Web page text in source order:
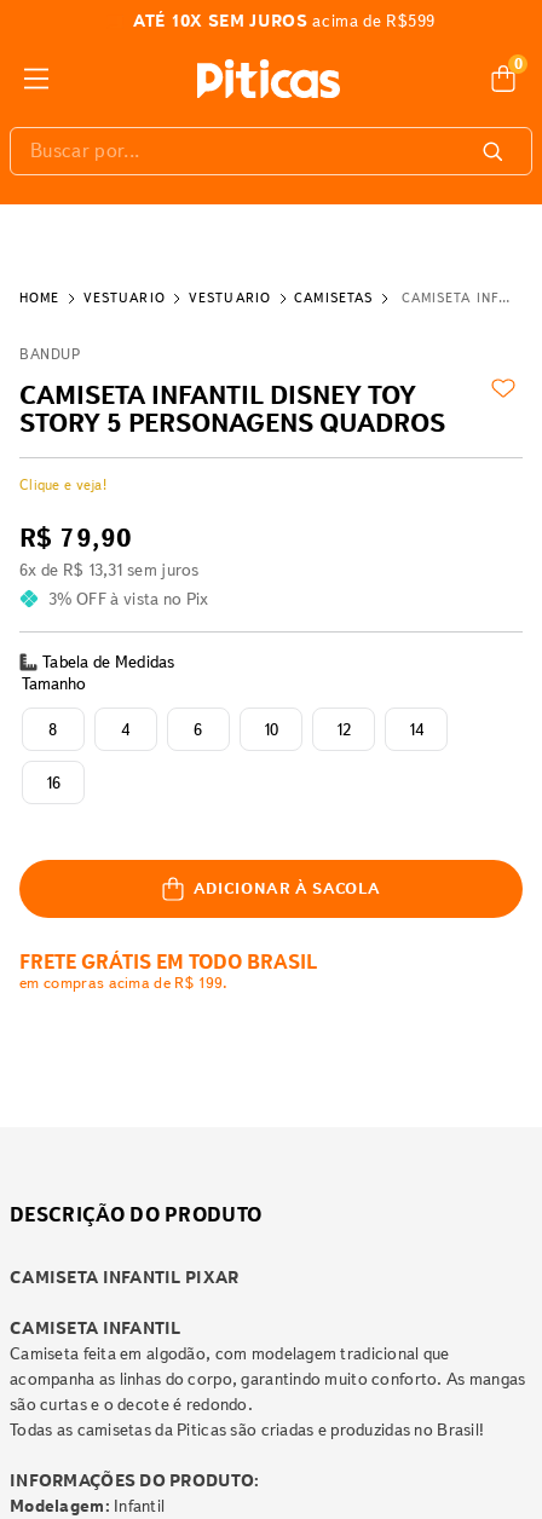
ATÉ 10X SEM JUROS acima de R$599
0
Buscar por...
VESTUÁRIO VESTUÁRIO CAMISETAS CAMISETA INFANTIL DISNEY TOY STORY 5 PERSONAGENS QUADROS
BANDUP
CAMISETA INFANTIL DISNEY TOY
STORY 5 PERSONAGENS QUADROS
Clique e veja!
R$ 79,90
6x de R$ 13,31 sem juros
3% OFFà vista no Pix
Tabela de Medidas
Tamanho
16
14
8 12
10
4 6
ADICIONAR À SACOLA
FRETE GRÁTIS EM TODO BRASIL
em compras acima de R$ 199.
DESCRIÇÃO DO PRODUTO
CAMISETA INFANTIL PIXAR
CAMISETA INFANTIL
Camiseta feita em algodão, com modelagem tradicional que
acompanha as linhas do corpo, garantindo muito conforto. As mangas
são curtas e o decote é redondo.
Todas as camisetas da Piticas são criadas e produzidas no Brasil!
INFORMAÇÕES DO PRODUTO:
Modelagem: Infantil